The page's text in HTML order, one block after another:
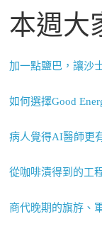
本週大
加一點鹽巴，讓沙
如何選擇Good
病人覺得AI醫師更
從咖啡漬得到的工
商代晚期的旗斿、